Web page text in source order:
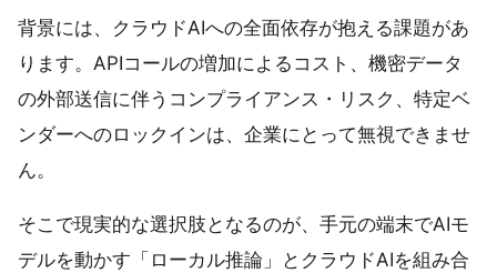
背景には、クラウドAIへの全面依存が抱える課題があ
ります。APIコールの増加によるコスト、機密データ
の外部送信に伴うコンプライアンス・リスク、特定ベ
ンダーへのロックインは、企業にとって無視できませ
ん。
そこで現実的な選択肢となるのが、手元の端末でAIモ
デルを動かす「ローカル推論」とクラウドAIを組み合